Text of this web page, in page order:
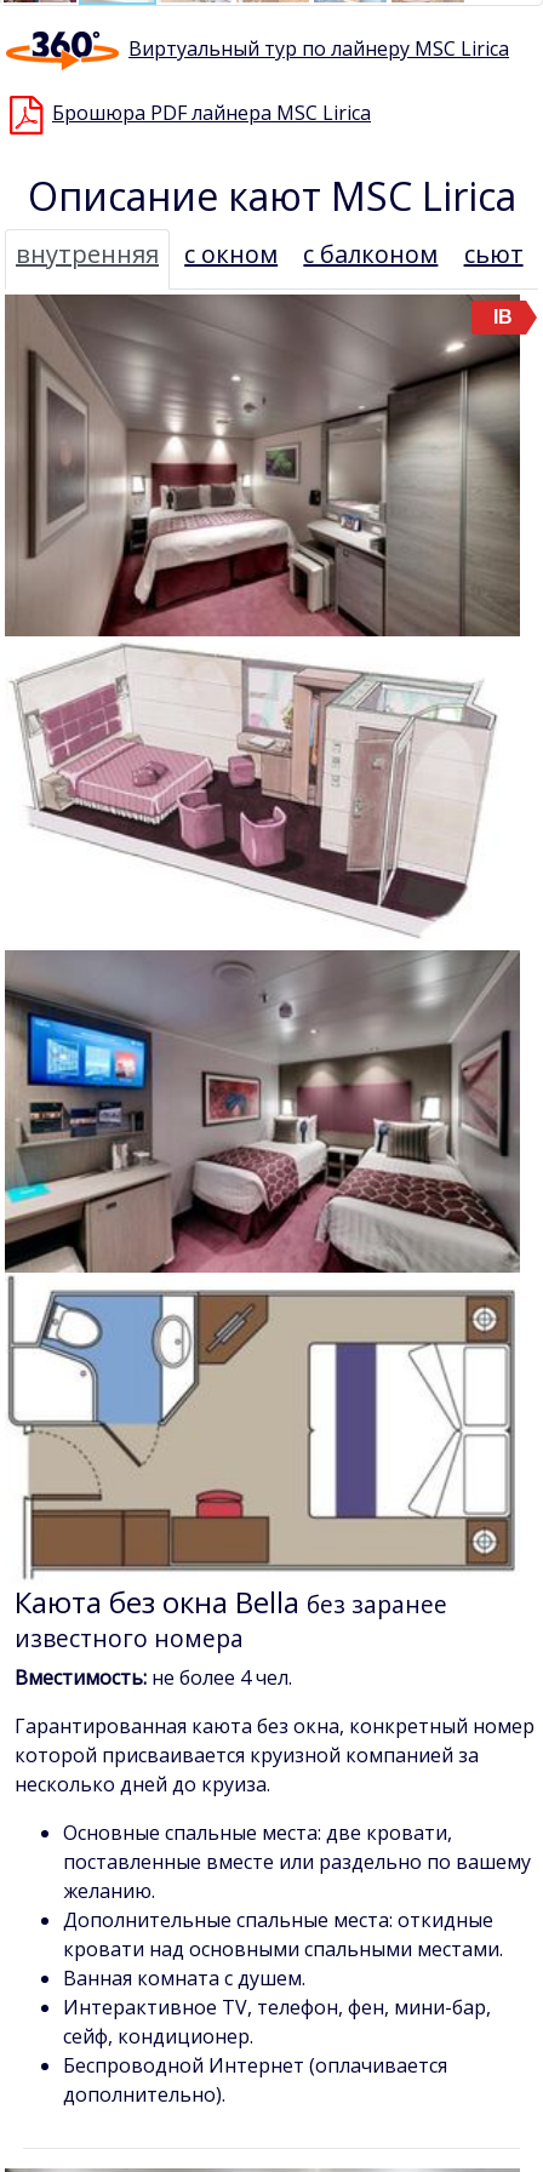
Виртуальный тур по лайнеру MSC Lirica
Брошюра PDF лайнера MSC Lirica
Описание кают MSC Lirica
внутренняя с окном с балконом сьют
IB
Каюта без окна Bella без заранее
известного номера
Вместимость: не более 4 чел.
Гарантированная каюта без окна, конкретный номер
которой присваивается круизной компанией за
несколько дней до круиза.
Основные спальные места: две кровати,
поставленные вместе или раздельно по вашему
желанию.
Дополнительные спальные места: откидные
кровати над основными спальными местами.
Ванная комната с душем.
Интерактивное TV, телефон, фен, мини-бар,
сейф, кондиционер.
Беспроводной Интернет (оплачивается
дополнительно).